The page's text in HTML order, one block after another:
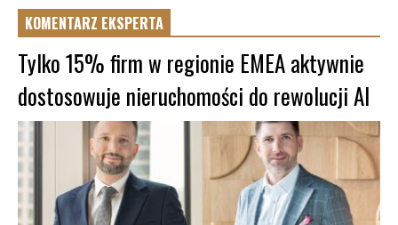
KOMENTARZ EKSPERTA
Tylko 15% firm w regionie EMEA aktywnie
dostosowuje nieruchomości do rewolucji AI